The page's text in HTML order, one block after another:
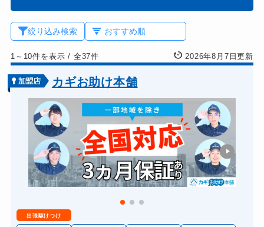
絞り込み検索
1～10件を表示/ 全37件 2026年8月7日更新
カギお助け本舗
出張駆けつけ